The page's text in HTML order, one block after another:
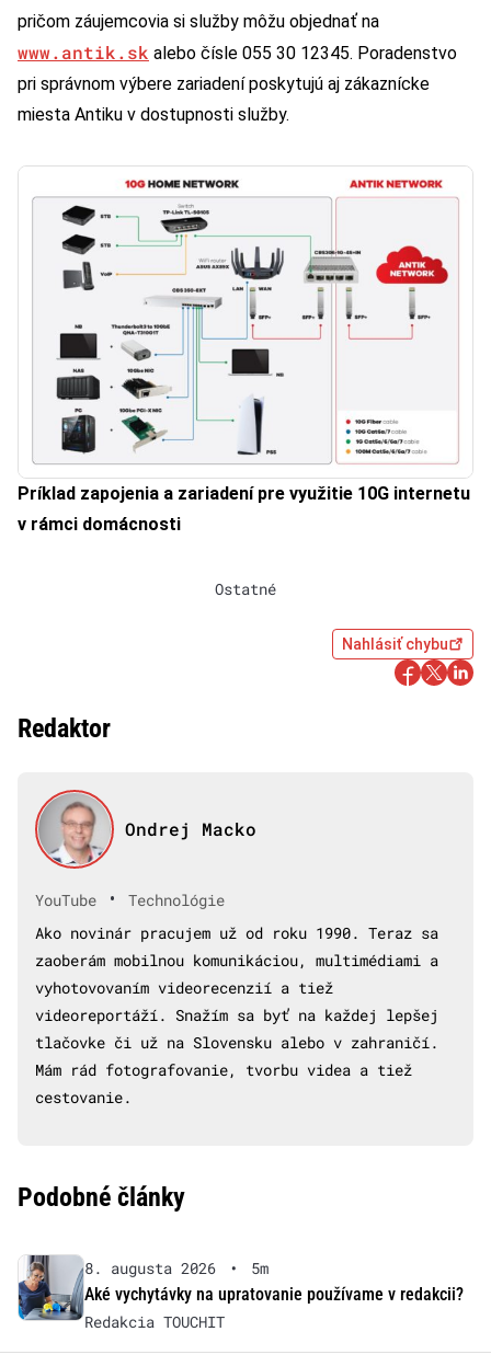
pričom záujemcovia si služby môžu objednať na
www.antik.sk alebo čísle 055 30 12345. Poradenstvo
pri správnom výbere zariadení poskytujú aj zákaznícke
miesta Antiku v dostupnosti služby.
Príklad zapojenia a zariadení pre využitie 10G internetu
v rámci domácnosti
Ostatné
Nahlásiť chybu
Redaktor
Ondrej Macko
YouTube •
Technológie
Ako novinár pracujem už od roku 1990. Teraz sa
zaoberám mobilnou komunikáciou, multimédiami a
vyhotovovaním videorecenzií a tiež
videoreportáží. Snažím sa byť na každej lepšej
tlačovke či už na Slovensku alebo v zahraničí.
Mám rád fotografovanie, tvorbu videa a tiež
cestovanie.
Podobné články
8. augusta 2026 •
5m
Aké vychytávky na upratovanie používame v redakcii?
Redakcia TOUCHIT